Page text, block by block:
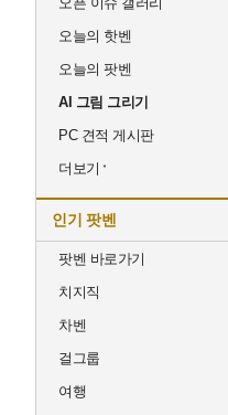
오늘의 핫벤
오늘의 팟벤
AI 그림 그리기
PC 견적 게시판
더보기
인기 팟벤
팟벤 바로가기
치지직
차벤
걸그룹
여행